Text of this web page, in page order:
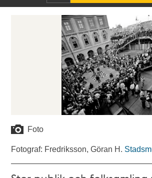
Foto
Fotograf: Fredriksson, Göran H.